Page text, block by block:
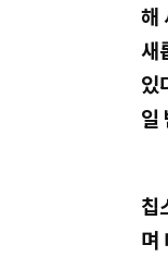
해
새
있
일
칩
며